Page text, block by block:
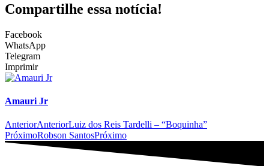
Compartilhe essa notícia!
Facebook
WhatsApp
Telegram
Imprimir
Amauri Jr
AnteriorAnteriorLuiz dos Reis Tardelli – “Boquinha”
PróximoRobson SantosPróximo